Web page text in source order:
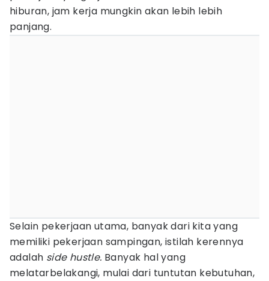
hiburan, jam kerja mungkin akan lebih lebih
panjang.
Selain pekerjaan utama, banyak dari kita yang
memiliki pekerjaan sampingan, istilah kerennya
adalah side hustle. Banyak hal yang
melatarbelakangi, mulai dari tuntutan kebutuhan,